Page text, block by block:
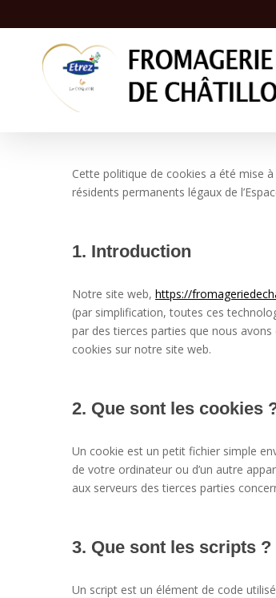
to
content
Cette politique de cookies a été mise
résidents permanents légaux de
1. Introduction
Notre site web, https://
(par simplification, toutes ces
par des tierces parties que nous
cookies sur notre site web.
2. Que sont les cookies
Un cookie est un petit fichier simple
de votre ordinateur ou d’un autre
aux serveurs des tierces parties
3. Que sont les scripts ?
Un script est un élément de code